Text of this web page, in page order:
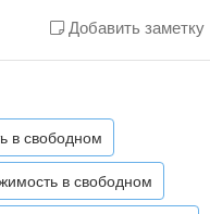
Добавить заметку
в свободном
в свободном